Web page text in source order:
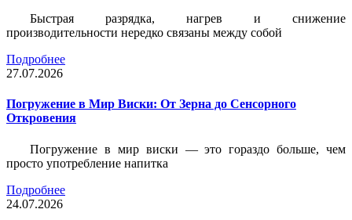
Быстрая разрядка, нагрев и снижение
производительности нередко связаны между собой
Подробнее
27.07.2026
Погружение в Мир Виски: От Зерна до Сенсорного
Откровения
Погружение в мир виски — это гораздо больше, чем
просто употребление напитка
Подробнее
24.07.2026